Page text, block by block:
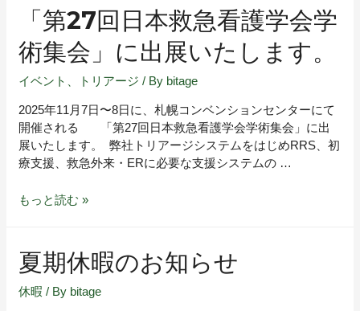
「第27回日本救急看護学会学
術集会」に出展いたします。
イベント トリアージ / By bitage
2025年11月7日〜8日に、札幌コンベンションセンターにて
開催される 「第27回日本救急看護学会学術集会」に出
展いたします。 弊社トリアージシステムをはじめRRS、初
療支援、救急外来・ERに必要な支援システムの …
もっと読む »
夏期休暇のお知らせ
休暇 / By bitage